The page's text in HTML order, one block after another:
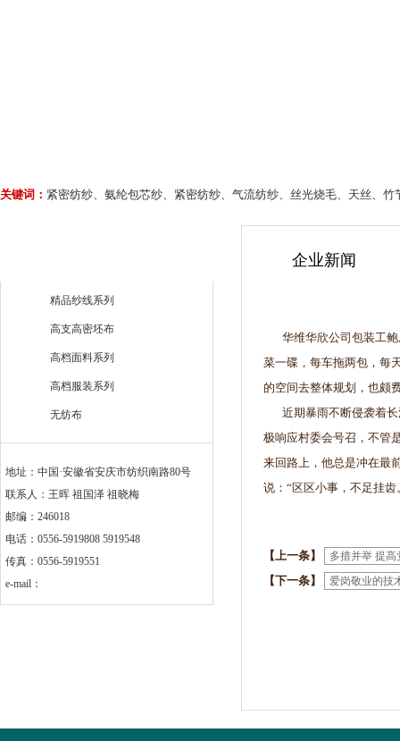
关键词： 紧密纺纱、氨纶包芯纱、紧密纺纱、气流纺纱、丝光烧毛、天丝、
精品纱线系列
高支高密坯布
高档面料系列
高档服装系列
无纺布
地址：中国·安徽省安庆市纺织南路80号
联系人：王晖 祖国泽 祖晓梅
邮编：246018
电话：0556-5919808 5919548
传真：0556-5919551
e-mail：
企业新闻
华维华欣公司包装工鲍
菜一碟，每车拖两包，每
的空间去整体规划，也颇
近期暴雨不断侵袭着长
极响应村委会号召，不管
来回路上，他总是冲在最
说：“区区小事，不足挂齿
【上一条】 多措并举 提
【下一条】 爱岗敬业的技